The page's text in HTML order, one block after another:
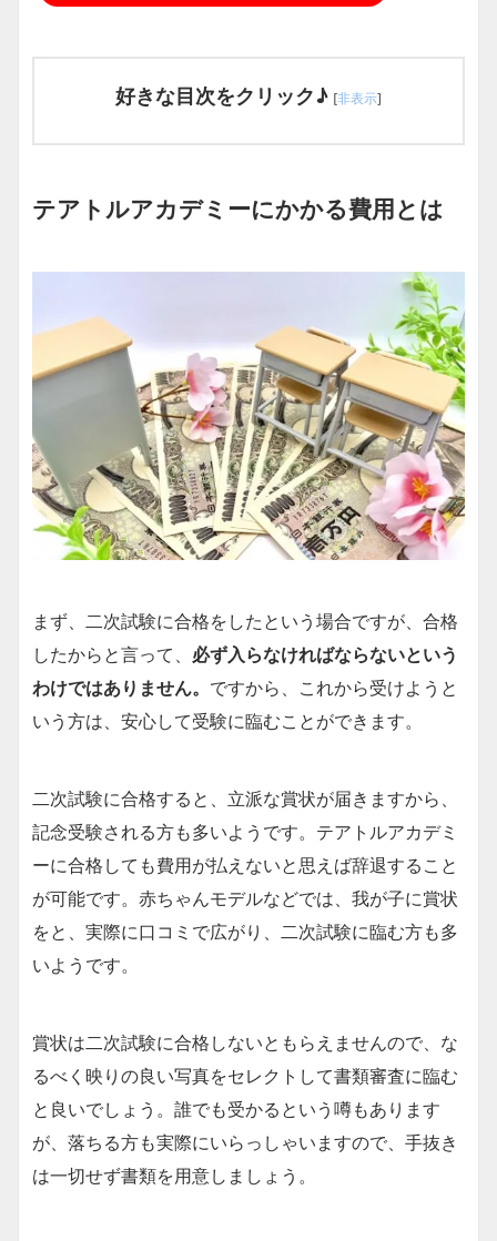
好きな目次をクリック♪ [非表示]
テアトルアカデミーにかかる費用とは
まず、二次試験に合格をしたという場合ですが、合格
したからと言って、 必ず入らなければならないという
わけではありません。 ですから、これから受けようと
いう方は、安心して受験に臨むことができます。
二次試験に合格すると、立派な賞状が届きますから、
記念受験される方も多いようです。テアトルアカデミ
ーに合格しても費用が払えないと思えば辞退すること
が可能です。赤ちゃんモデルなどでは、我が子に賞状
をと、実際に口コミで広がり、二次試験に臨む方も多
いようです。
賞状は二次試験に合格しないともらえませんので、な
るべく映りの良い写真をセレクトして書類審査に臨む
と良いでしょう。誰でも受かるという噂もあります
が、落ちる方も実際にいらっしゃいますので、手抜き
は一切せず書類を用意しましょう。